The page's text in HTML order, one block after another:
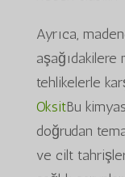
Ayrıca,
aşağıdakilere
tehlikelerle
OksitBu
doğrudan
ve cilt